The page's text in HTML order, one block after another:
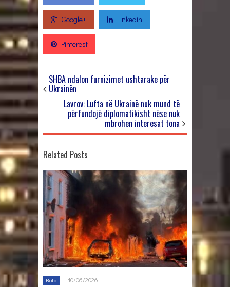
Google+ Linkedin
Pinterest
SHBA ndalon furnizimet ushtarake për
Ukrainën
Lavrov: Lufta në Ukrainë nuk mund të
përfundojë diplomatikisht nëse nuk
mbrohen interesat tona
Related Posts
Bota 10/06/2026